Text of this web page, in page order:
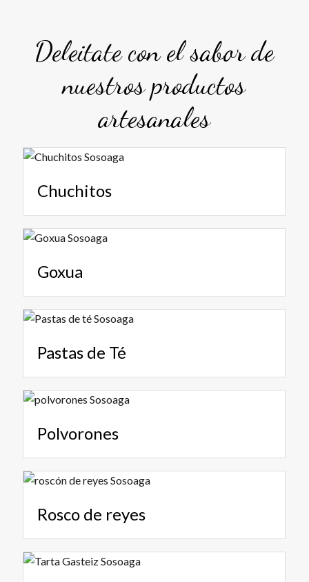
Deleitate con el sabor de
nuestros productos
artesanales
Chuchitos
Goxua
Pastas de Té
Polvorones
Rosco de reyes